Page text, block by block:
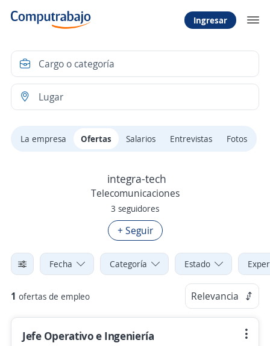
Ingresar
La empresa Ofertas Salarios Entrevistas Fotos
integra-tech
Telecomunicaciones
3 seguidores
+ Seguir
Fecha Categoría Estado
1 ofertas de empleo Relevancia
Jefe Operativo e Ingeniería